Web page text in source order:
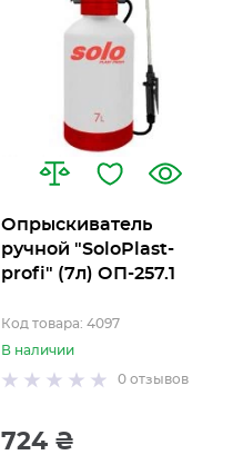
Опрыскиватель
ручной "SoloPlast-
profi" (7л) ОП-257.1
Код товара: 4097
В наличии
0 отзывов
724 ₴